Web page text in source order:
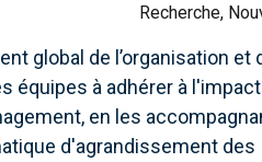
Recherche,
global de l’organisation et
équipes à adhérer à l'impact
en les
d'agrandissement des